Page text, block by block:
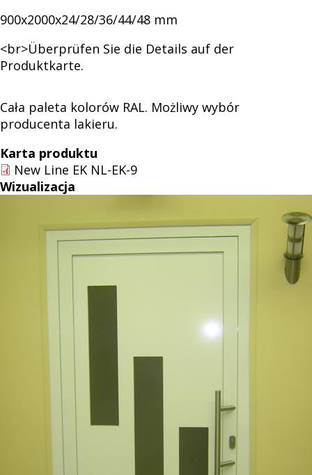
900x2000x24/28/36/44/48 mm
<br>Überprüfen Sie die Details auf der
Produktkarte.
Cała paleta kolorów RAL. Możliwy wybór
producenta lakieru.
Karta produktu
New Line EK NL-EK-9
Wizualizacja